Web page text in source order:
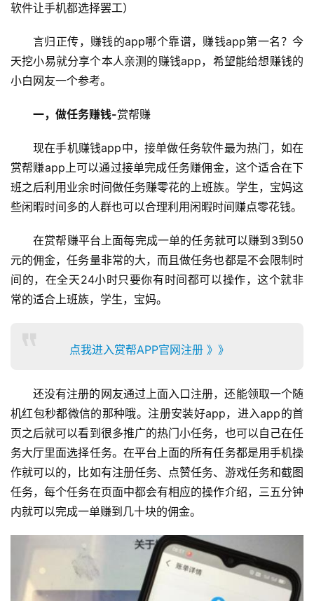
软件让手机都选择罢工）
言归正传，赚钱的app哪个靠谱，赚钱app第一名？今
天挖小易就分享个本人亲测的赚钱app，希望能给想赚钱的
小白网友一个参考。
一，做任务赚钱-赏帮赚
现在手机赚钱app中，接单做任务软件最为热门，如在
赏帮赚app上可以通过接单完成任务赚佣金，这个适合在下
班之后利用业余时间做任务赚零花的上班族。学生，宝妈这
些闲暇时间多的人群也可以合理利用闲暇时间赚点零花钱。
在赏帮赚平台上面每完成一单的任务就可以赚到3到50
元的佣金，任务量非常的大，而且做任务也都是不会限制时
间的，在全天24小时只要你有时间都可以操作，这个就非
常的适合上班族，学生，宝妈。
点我进入赏帮APP官网注册 》》
还没有注册的网友通过上面入口注册，还能领取一个随
机红包秒都微信的那种哦。注册安装好app，进入app的首
页之后就可以看到很多推广的热门小任务，也可以自己在任
务大厅里面选择任务。在平台上面的所有任务都是用手机操
作就可以的，比如有注册任务、点赞任务、游戏任务和截图
任务，每个任务在页面中都会有相应的操作介绍，三五分钟
内就可以完成一单赚到几十块的佣金。